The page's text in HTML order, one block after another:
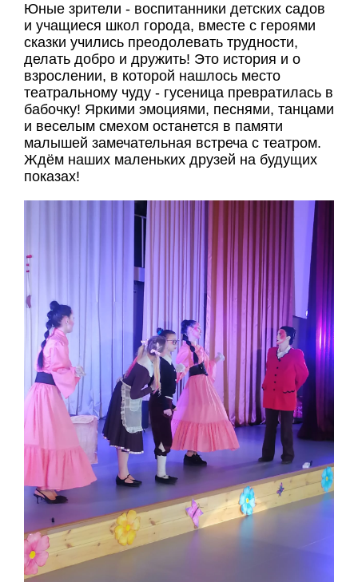
Юные зрители - воспитанники детских садов
и учащиеся школ города, вместе с героями
сказки учились преодолевать трудности,
делать добро и дружить! Это история и о
взрослении, в которой нашлось место
театральному чуду - гусеница превратилась в
бабочку! Яркими эмоциями, песнями, танцами
и веселым смехом останется в памяти
малышей замечательная встреча с театром.
Ждём наших маленьких друзей на будущих
показах!